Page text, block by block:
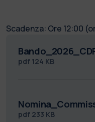
Scadenza: Ore 12:00
pdf 124 KB
pdf 233 KB